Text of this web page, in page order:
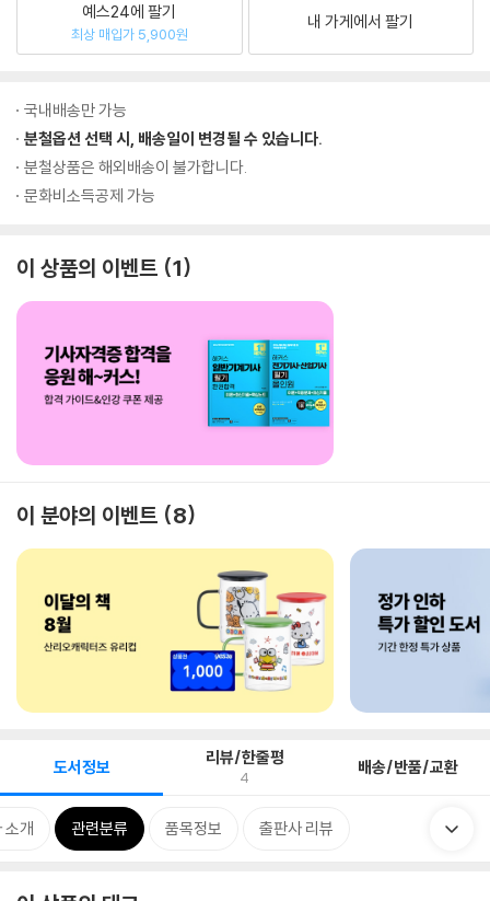
예스24에 팔기
최상 매입가 5,900원
내 가게에서 팔기
국내배송만 가능
분철옵션 선택 시, 배송일이 변경될 수 있습니다.
분철상품은 해외배송이 불가합니다.
문화비소득공제 가능
이 상품의 이벤트 1
이 분야의 이벤트 8
도서정보 리뷰/한줄평
4 배송/반품/교환
소개 관련분류 품목정보 출판사 리뷰